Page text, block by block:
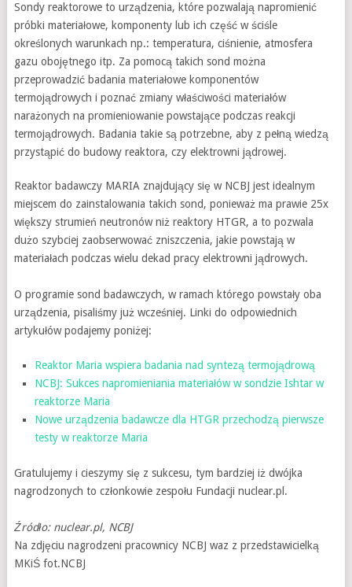
Sondy reaktorowe to urządzenia, które pozwalają napromienić
próbki materiałowe, komponenty lub ich część w ściśle
określonych warunkach np.: temperatura, ciśnienie, atmosfera
gazu obojętnego itp. Za pomocą takich sond można
przeprowadzić badania materiałowe komponentów
termojądrowych i poznać zmiany właściwości materiałów
narażonych na promieniowanie powstające podczas reakcji
termojądrowych. Badania takie są potrzebne, aby z pełną wiedzą
przystąpić do budowy reaktora, czy elektrowni jądrowej.
Reaktor badawczy MARIA znajdujący się w NCBJ jest idealnym
miejscem do zainstalowania takich sond, ponieważ ma prawie 25x
większy strumień neutronów niż reaktory HTGR, a to pozwala
dużo szybciej zaobserwować zniszczenia, jakie powstają w
materiałach podczas wielu dekad pracy elektrowni jądrowych.
O programie sond badawczych, w ramach którego powstały oba
urządzenia, pisaliśmy już wcześniej. Linki do odpowiednich
artykułów podajemy poniżej:
Reaktor Maria wspiera badania nad syntezą termojądrową
NCBJ: Sukces napromieniania materiałów w sondzie Ishtar w
reaktorze Maria
Nowe urządzenia badawcze dla HTGR przechodzą pierwsze
testy w reaktorze Maria
Gratulujemy i cieszymy się z sukcesu, tym bardziej iż dwójka
nagrodzonych to członkowie zespołu Fundacji nuclear.pl.
Źródło: nuclear.pl, NCBJ
Na zdjęciu nagrodzeni pracownicy NCBJ waz z przedstawicielką
MKiŚ fot.NCBJ